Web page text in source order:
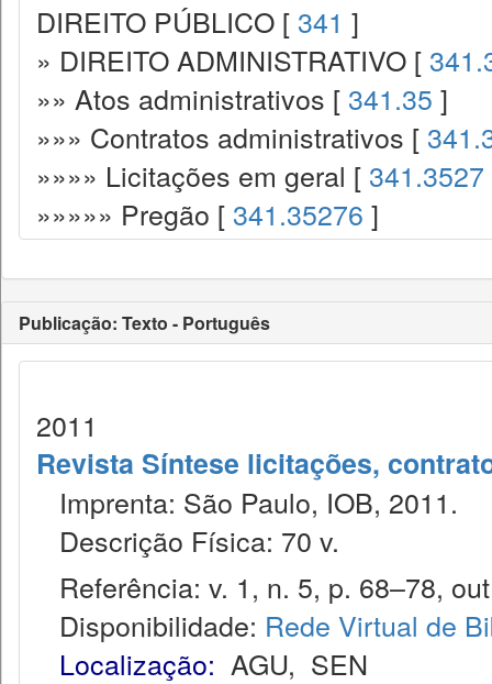
DIREITO PÚBLICO [ 341 ]
» DIREITO ADMINISTRATIVO [
»» Atos administrativos [ 341.35 ]
»»» Contratos administrativos [
»»»» Licitações em geral [ 341.3527
»»»»» Pregão [ 341.35276 ]
Publicação: Texto - Português
2011
Revista Síntese licitações,
Imprenta: São Paulo, IOB, 2011.
Descrição Física: 70 v.
Referência: v. 1, n. 5, p. 68–78,
Disponibilidade: Rede Virtual de
Localização: AGU, SEN